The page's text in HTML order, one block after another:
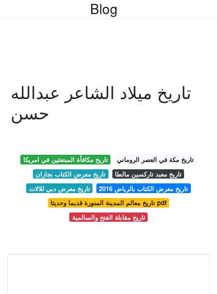
Blog
تاريخ ميلاد الشاعر عبدالله
حسن
تاريخ مكافأة المبتعثين في امريكا
تاريخ مكة في العصر الروماني
تاريخ معرض الكتاب بجازان
تاريخ معبد تاركسين مالطا
تاريخ معرض دبي للالات
تاريخ معرض الكتاب بالرياض 2016
تاريخ معالم المدينة المنورة قديما وحديثا pdf
تاريخ مقابلة الفتح والسالمية